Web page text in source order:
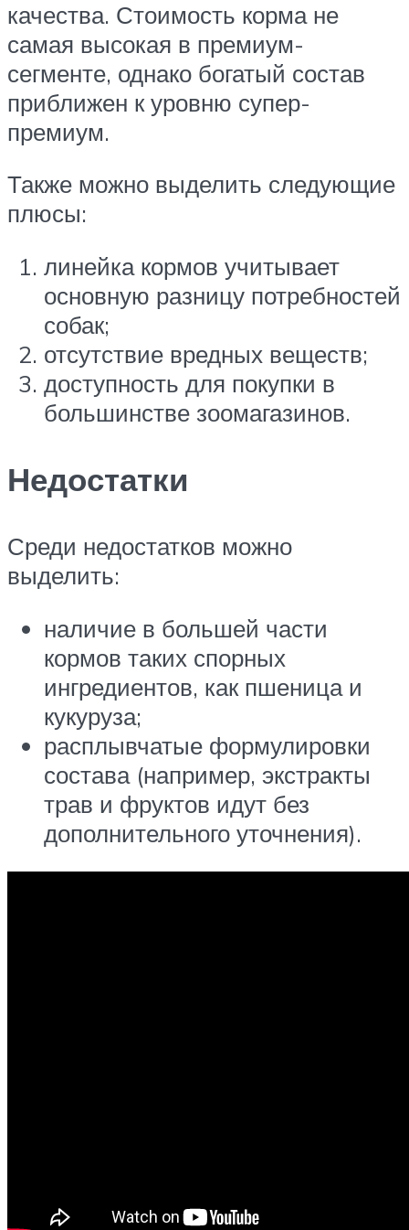
качества. Стоимость корма не
самая высокая в премиум-
сегменте, однако богатый состав
приближен к уровню супер-
премиум.
Также можно выделить следующие
плюсы:
линейка кормов учитывает
основную разницу потребностей
собак;
отсутствие вредных веществ;
доступность для покупки в
большинстве зоомагазинов.
Недостатки
Среди недостатков можно
выделить:
наличие в большей части
кормов таких спорных
ингредиентов, как пшеница и
кукуруза;
расплывчатые формулировки
состава (например, экстракты
трав и фруктов идут без
дополнительного уточнения).